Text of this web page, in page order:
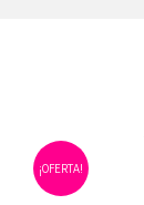
¡OFERTA!